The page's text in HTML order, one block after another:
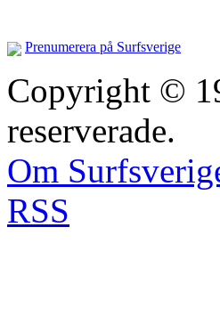
Prenumerera på Surfsverige
Copyright ©
reserverade.
Om
RSS